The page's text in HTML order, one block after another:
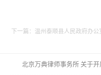
下一篇： 温州泰顺县人民政府办
北京万典律师事务所 关于